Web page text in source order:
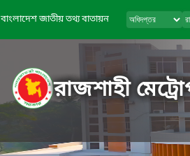
বাংলাদেশ জাতীয় তথ্য বাতায়ন
রাজশাহী